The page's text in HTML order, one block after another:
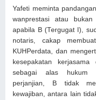
Yafeti meminta
wanprestasi atau bukan
apabila B (Tergugat I),
notaris, cakap
KUHPerdata, dan
kesepakatan
sebagai alas hukum
perjanjian, B tidak
kewajiban, antara lain